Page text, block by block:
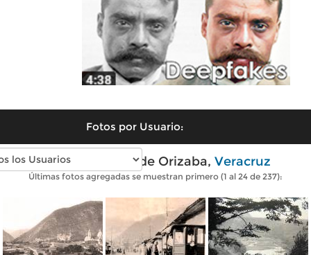
Fotos por Usuario:
Fotos antiguas de Orizaba, Veracruz
Últimas fotos agregadas se muestran primero (1 al 24 de 237):